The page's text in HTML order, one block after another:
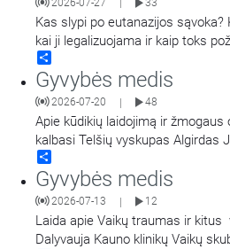
paslapčių ir moters sveikatos.
sveikatos mokslų
…
Kas slypi po eutanazijos sąvoka?
kai ji legalizuojama ir kaip toks
visuomenės vertybes bei
kunigas, bioetikos specialistas
Laidą veda Regina Statkuvienė.
Gyvybės medis
2026-07-20 | 48
Apie kūdikių laidojimą ir žmogaus
kalbasi Telšių vyskupas Algirdas
Vilius Viktoravičius bei Dvasinio
koordinatorė Jolanta Felicija
Gyvybės medis
2026-07-13 | 12
Laida apie Vaikų traumas ir
Dalyvauja Kauno klinikų Vaikų